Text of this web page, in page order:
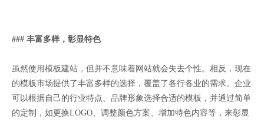
### 丰富多样，彰显特色
虽然使用模板建站，但并不意味着网站就会失去个性。相反，现在
的模板市场提供了丰富多样的选择，覆盖了各行各业的需求。企业
可以根据自己的行业特点、品牌形象选择合适的模板，并通过简单
的定制，如更换LOGO、调整颜色方案、增加特色内容等，来彰显